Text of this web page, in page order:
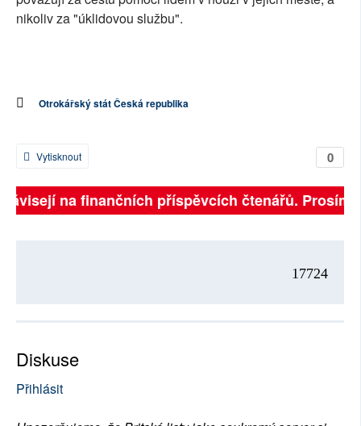
nikoliv za "úklidovou službu".
Otrokářský stát Česká republika
0
Vytisknout
závisejí na finančních příspěvcích čtenářů.
17724
Diskuse
Přihlásit